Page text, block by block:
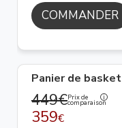
COMMANDER
Panier de
449€Prix de
comparaison
359€